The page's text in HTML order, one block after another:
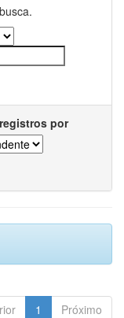
por
1 Próximo